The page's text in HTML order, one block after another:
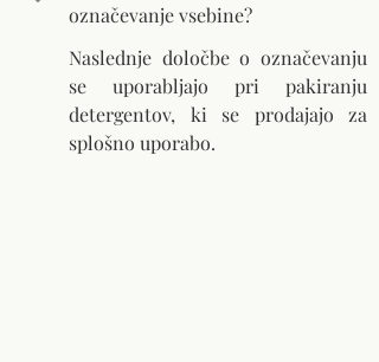
označevanje vsebine?
Naslednje določbe o označevanju
se uporabljajo pri pakiranju
detergentov, ki se prodajajo za
splošno uporabo.